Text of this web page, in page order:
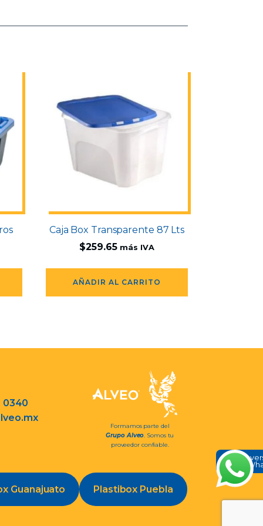
en
Caja Box Transparente 87 Lts
$259.65 más IVA
AÑADIR AL CARRITO
0340
Formamos parte del
Grupo Alveo. Somos tu
proveedor confiable.
Guanajuato Plastibox Puebla